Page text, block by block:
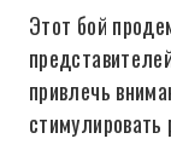
Этот бой
привлечь